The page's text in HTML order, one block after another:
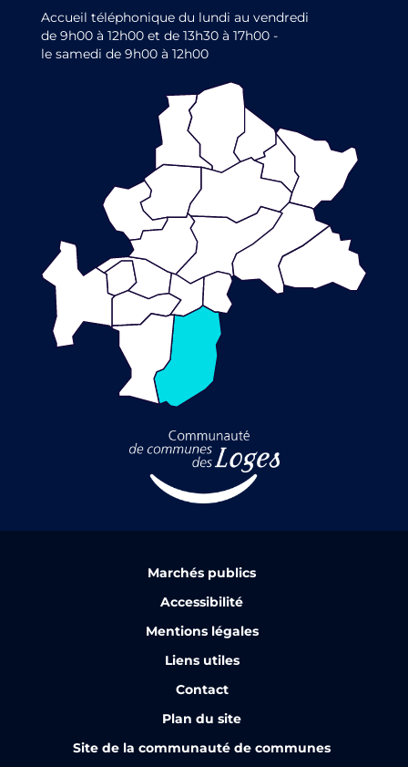
Accueil téléphonique du lundi au vendredi
de 9h00 à 12h00 et de 13h30 à 17h00 -
le samedi de 9h00 à 12h00
Marchés publics
Accessibilité
Mentions légales
Liens utiles
Contact
Plan du site
Site de la communauté de communes